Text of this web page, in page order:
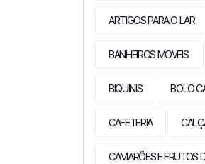
ARTIGOS PARA O LAR
BANHEIROS MOVEIS
BIQUINIS BOLO
CAFETERIA
CAMARÕES E FRUTOS